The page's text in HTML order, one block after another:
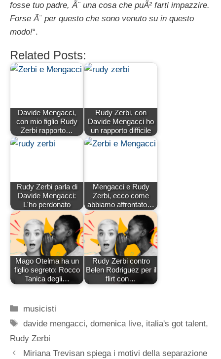
fosse tuo padre, Ã¨ una cosa che puÃ² farti impazzire.
Forse Ã¨ per questo che sono venuto su in questo
modo!“.
Related Posts:
Davide Mengacci,
con mio figlio Rudy
Zerbi rapporto…
Rudy Zerbi, con
Davide Mengacci ho
un rapporto difficile
Rudy Zerbi parla di
Davide Mengacci:
L'ho perdonato
Mengacci e Rudy
Zerbi, ecco come
abbiamo affrontato…
Mago Otelma ha un
figlio segreto: Rocco
Tanica degli…
Rudy Zerbi contro
Belen Rodriguez per il
flirt con…
Categorie
musicisti
Tag
davide mengacci,domenica live, italia's got talent,
Rudy Zerbi
Miriana Trevisan spiega i motivi della separazione